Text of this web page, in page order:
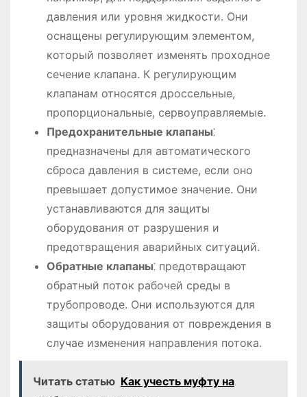
давления или уровня жидкости. Они
оснащены регулирующим элементом,
который позволяет изменять проходное
сечение клапана. К регулирующим
клапанам относятся дроссельные,
пропорциональные, сервоуправляемые.
Предохранительные клапаны⁚
предназначены для автоматического
сброса давления в системе, если оно
превышает допустимое значение. Они
устанавливаются для защиты
оборудования от разрушения и
предотвращения аварийных ситуаций.
Обратные клапаны⁚ предотвращают
обратный поток рабочей среды в
трубопроводе. Они используются для
защиты оборудования от повреждения в
случае изменения направления потока.
Читать статью Как учесть муфту на